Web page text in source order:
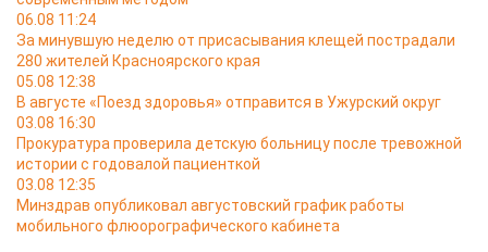
06.08 11:24
За минувшую неделю от присасывания клещей пострадали
280 жителей Красноярского края
05.08 12:38
В августе «Поезд здоровья» отправится в Ужурский округ
03.08 16:30
Прокуратура проверила детскую больницу после тревожной
истории с годовалой пациенткой
03.08 12:35
Минздрав опубликовал августовский график работы
мобильного флюорографического кабинета